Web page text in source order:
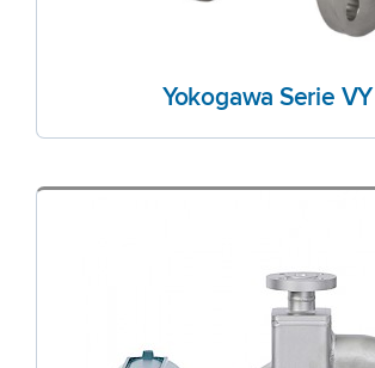
Yokogawa Serie VY